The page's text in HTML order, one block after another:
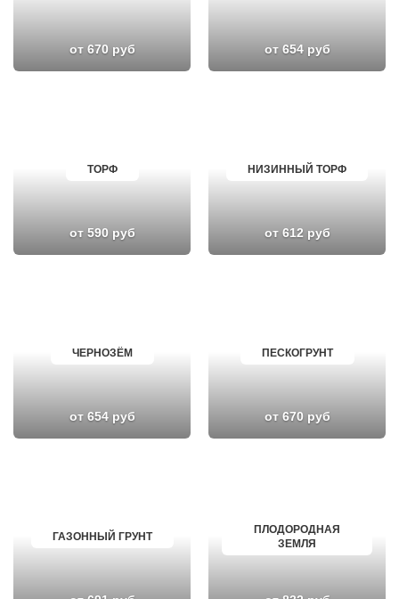
от 670 руб от 654 руб
ТОРФ
от 590 руб
НИЗИННЫЙ ТОРФ
от 612 руб
ЧЕРНОЗЁМ
от 654 руб
ПЕСКОГРУНТ
от 670 руб
ГАЗОННЫЙ ГРУНТ
ПЛОДОРОДНАЯ
ЗЕМЛЯ